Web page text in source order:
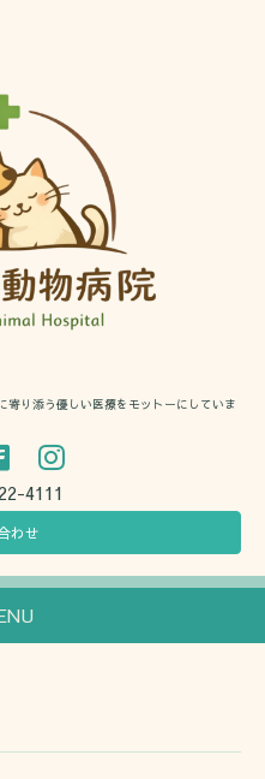
り添う優しい医療をモットーにしていま
4111
わせ